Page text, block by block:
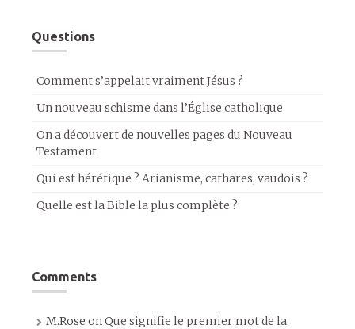
Questions
Comment s’appelait vraiment Jésus ?
Un nouveau schisme dans l’Église catholique
On a découvert de nouvelles pages du Nouveau
Testament
Qui est hérétique ? Arianisme, cathares, vaudois ?
Quelle est la Bible la plus complète ?
Comments
M.Rose onQue signifie le premier mot de la